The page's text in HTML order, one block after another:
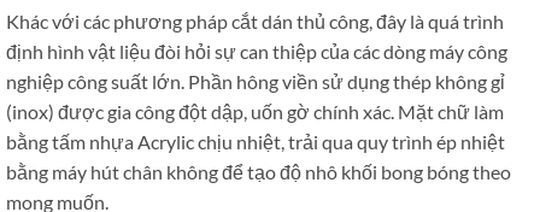
Khác với các phương pháp cắt dán thủ công, đây là quá trình
định hình vật liệu đòi hỏi sự can thiệp của các dòng máy công
nghiệp công suất lớn. Phần hông viền sử dụng thép không gỉ
(inox) được gia công đột dập, uốn gờ chính xác. Mặt chữ làm
bằng tấm nhựa Acrylic chịu nhiệt, trải qua quy trình ép nhiệt
bằng máy hút chân không để tạo độ nhô khối bong bóng theo
mong muốn.